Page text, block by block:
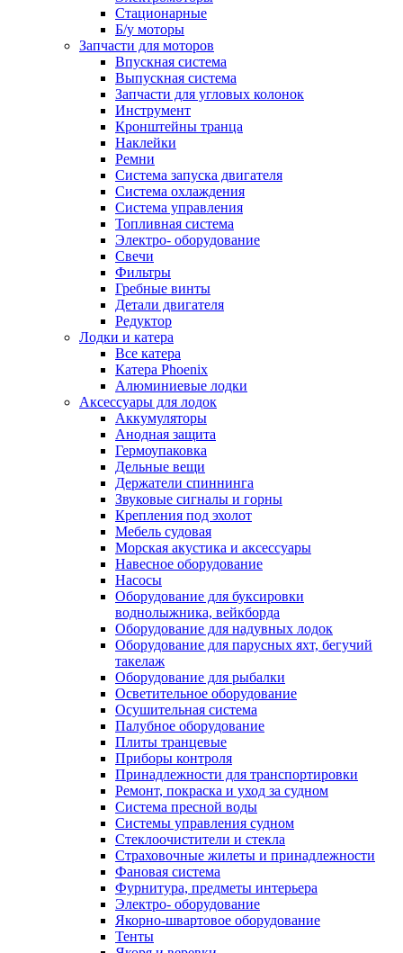
Стационарные
Б/у моторы
Запчасти для моторов
Впускная система
Выпускная система
Запчасти для угловых колонок
Инструмент
Кронштейны транца
Наклейки
Ремни
Система запуска двигателя
Система охлаждения
Система управления
Топливная система
Электро- оборудование
Свечи
Фильтры
Гребные винты
Детали двигателя
Редуктор
Лодки и катера
Все катера
Катера Phoenix
Алюминиевые лодки
Аксессуары для лодок
Аккумуляторы
Анодная защита
Гермоупаковка
Дельные вещи
Держатели спиннинга
Звуковые сигналы и горны
Крепления под эхолот
Мебель судовая
Морская акустика и аксессуары
Навесное оборудование
Насосы
Оборудование для буксировки
воднолыжника, вейкборда
Оборудование для надувных лодок
Оборудование для парусных яхт, бегучий
такелаж
Оборудование для рыбалки
Осветительное оборудование
Осушительная система
Палубное оборудование
Плиты транцевые
Приборы контроля
Принадлежности для транспортировки
Ремонт, покраска и уход за судном
Система пресной воды
Системы управления судном
Стеклоочистители и стекла
Страховочные жилеты и принадлежности
Фановая система
Фурнитура, предметы интерьера
Электро- оборудование
Якорно-швартовое оборудование
Тенты